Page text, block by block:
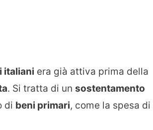
italiani era già attiva prima della
. Si tratta di un sostentamento
di beni primari, come la spesa di